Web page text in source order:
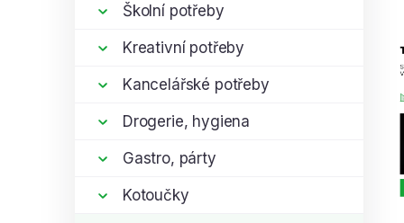
Školní potřeby
Kreativní potřeby
Kancelářské potřeby
Drogerie, hygiena
Gastro, párty
Kotoučky